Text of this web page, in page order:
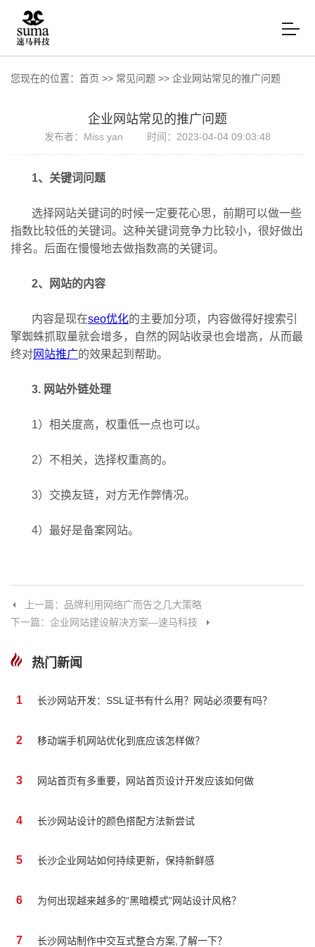
您现在的位置： 首页 >> 常见问题 >> 企业网站常见的推广问题
企业网站常见的推广问题
发布者：Miss yan 时间：2023-04-04 09:03:48
1、关键词问题
选择网站关键词的时候一定要花心思，前期可以做一些
指数比较低的关键词。这种关键词竞争力比较小，很好做出
排名。后面在慢慢地去做指数高的关键词。
2、网站的内容
内容是现在seo优化的主要加分项，内容做得好搜索引
擎蜘蛛抓取量就会增多，自然的网站收录也会增高，从而最
终对网站推广的效果起到帮助。
3. 网站外链处理
1）相关度高，权重低一点也可以。
2）不相关，选择权重高的。
3）交换友链，对方无作弊情况。
4）最好是备案网站。
上一篇：品牌利用网络广而告之几大策略
下一篇：企业网站建设解决方案—速马科技
热门新闻
1 长沙网站开发：SSL证书有什么用？网站必须要有吗？
2 移动端手机网站优化到底应该怎样做？
3 网站首页有多重要，网站首页设计开发应该如何做
4 长沙网站设计的颜色搭配方法新尝试
5 长沙企业网站如何持续更新，保持新鲜感
6 为何出现越来越多的“黑暗模式”网站设计风格？
7 长沙网站制作中交互式整合方案,了解一下？